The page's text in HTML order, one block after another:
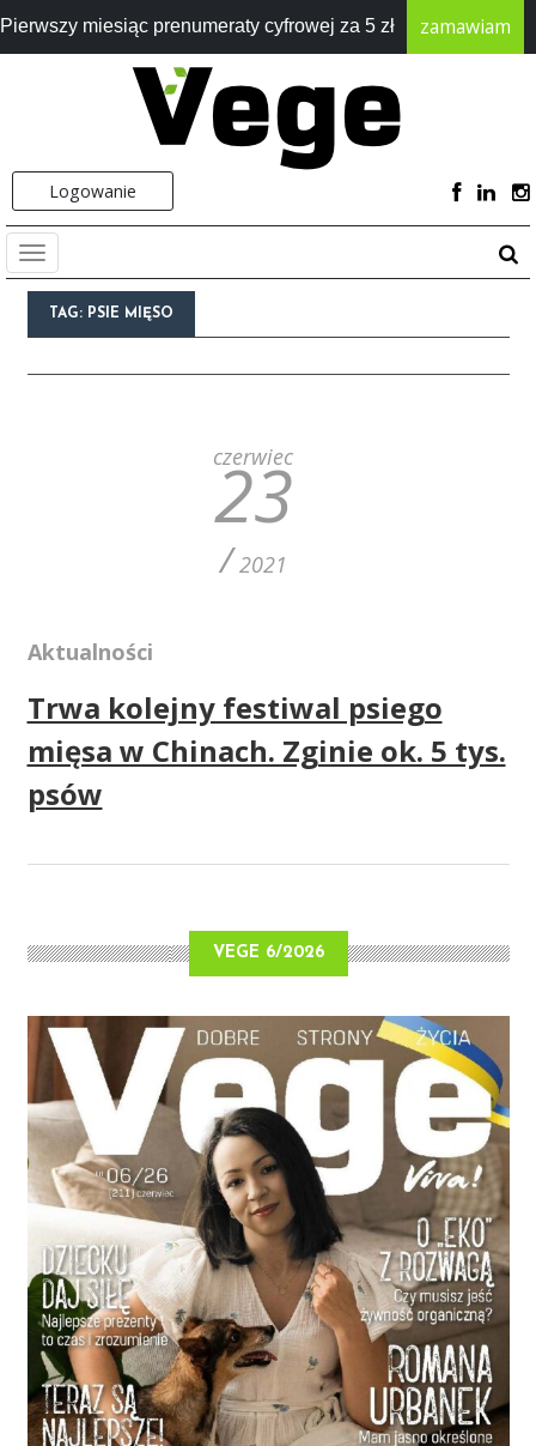
Pierwszy miesiąc prenumeraty cyfrowej za 5 zł zamawiam
Logowanie
TAG: PSIE MIĘSO
czerwiec
23
/ 2021
Aktualności
Trwa kolejny festiwal psiego
mięsa w Chinach. Zginie ok. 5 tys.
psów
VEGE 6/2026